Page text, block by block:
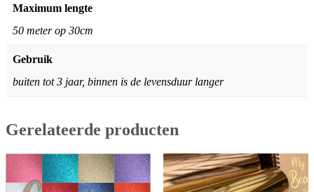
Maximum lengte
50 meter op 30cm
Gebruik
buiten tot 3 jaar, binnen is de levensduur langer
Gerelateerde producten